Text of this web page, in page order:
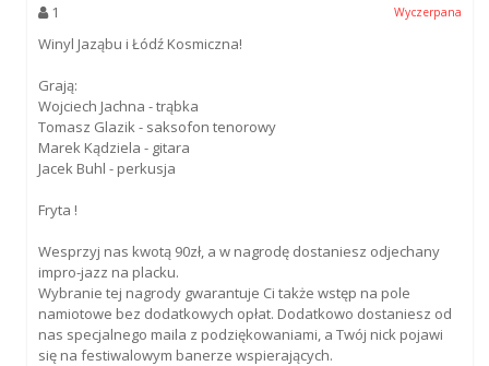
1 Wyczerpana
Winyl Jaząbu i Łódź Kosmiczna!
Grają:
Wojciech Jachna - trąbka
Tomasz Glazik - saksofon tenorowy
Marek Kądziela - gitara
Jacek Buhl - perkusja
Fryta !
Wesprzyj nas kwotą 90zł, a w nagrodę dostaniesz odjechany
impro-jazz na placku.
Wybranie tej nagrody gwarantuje Ci także wstęp na pole
namiotowe bez dodatkowych opłat. Dodatkowo dostaniesz od
nas specjalnego maila z podziękowaniami, a Twój nick pojawi
się na festiwalowym banerze wspierających.